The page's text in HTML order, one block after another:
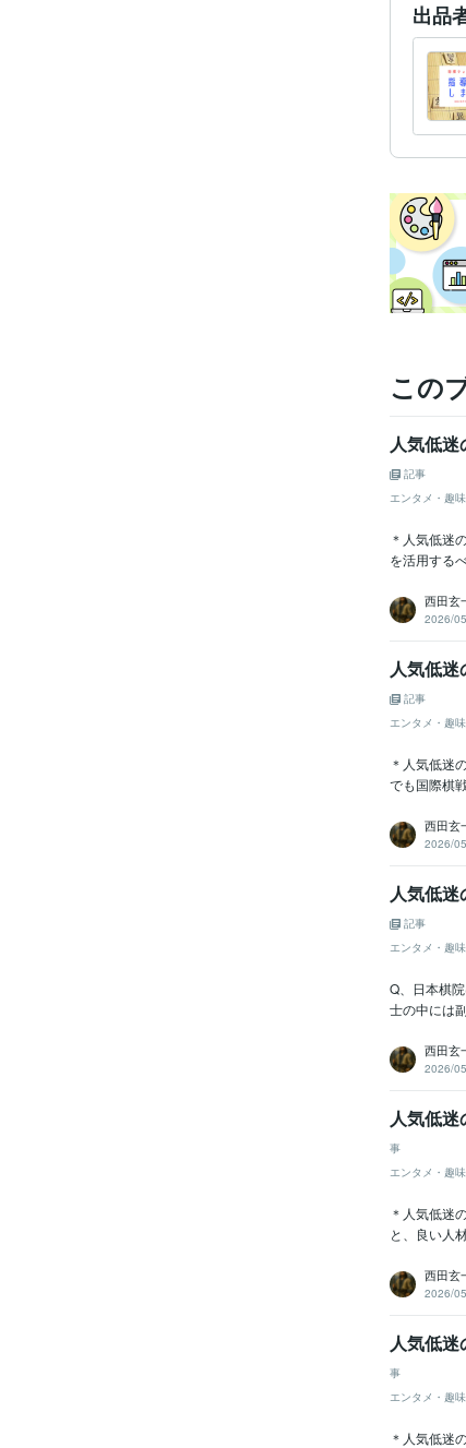
出品
この
人気低
記事
エンタメ・趣味
＊人気低迷
を活用する
西田玄
2026/
人気低
記事
エンタメ・趣味
＊人気低迷
でも国際棋
西田玄
2026/
人気低
記事
エンタメ・趣味
Q、日本棋
士の中には
西田玄
2026/
人気低
事
エンタメ・趣味
＊人気低迷
と、良い人
西田玄
2026/
人気低
事
エンタメ・趣味
＊人気低迷